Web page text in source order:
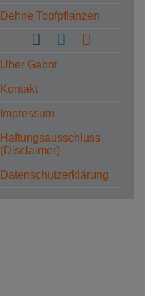
Dehne Topfpflanzen
Über Gabot
Kontakt
Impressum
Haftungsausschluss
(Disclaimer)
Datenschutzerklärung